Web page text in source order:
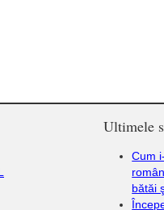
Ultimele
Cum
bătăi